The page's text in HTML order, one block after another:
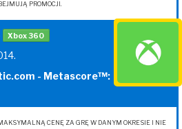
PROMOCJI.
Xbox 360
- Metascore™:
CENĘ ZA GRĘ W DANYM OKRESIE I NIE